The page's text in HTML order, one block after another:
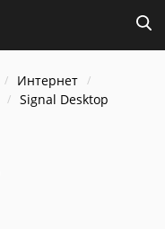
Интернет
Signal Desktop